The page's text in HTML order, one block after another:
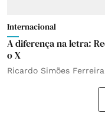
Internacional
A diferença na letra:
o X
Ricardo Simões Ferreira